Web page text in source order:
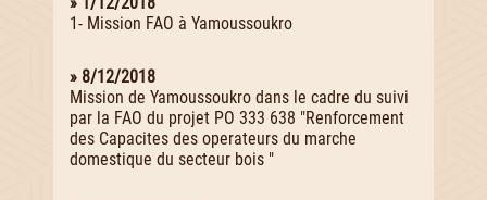
1- Mission FAO à Yamoussoukro
» 8/12/2018
Mission de Yamoussoukro dans le cadre du suivi
par la FAO du projet PO 333 638 "Renforcement
des Capacites des operateurs du marche
domestique du secteur bois "